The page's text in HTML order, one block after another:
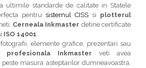
ultimile standarde de calitate in Statele
pentru sistemul CISS si plotterul
Cerneala Inkmaster detine certificate
ISO 14001.
elemente grafice, prezentari sau
profesionala Inkmaster veti avea
masura asteptarilor dumneavoastra.